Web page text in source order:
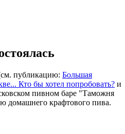
публикацию: Большая
Кто бы хотел попробовать? и
пивном баре "Таможня
домашнего крафтового пива.